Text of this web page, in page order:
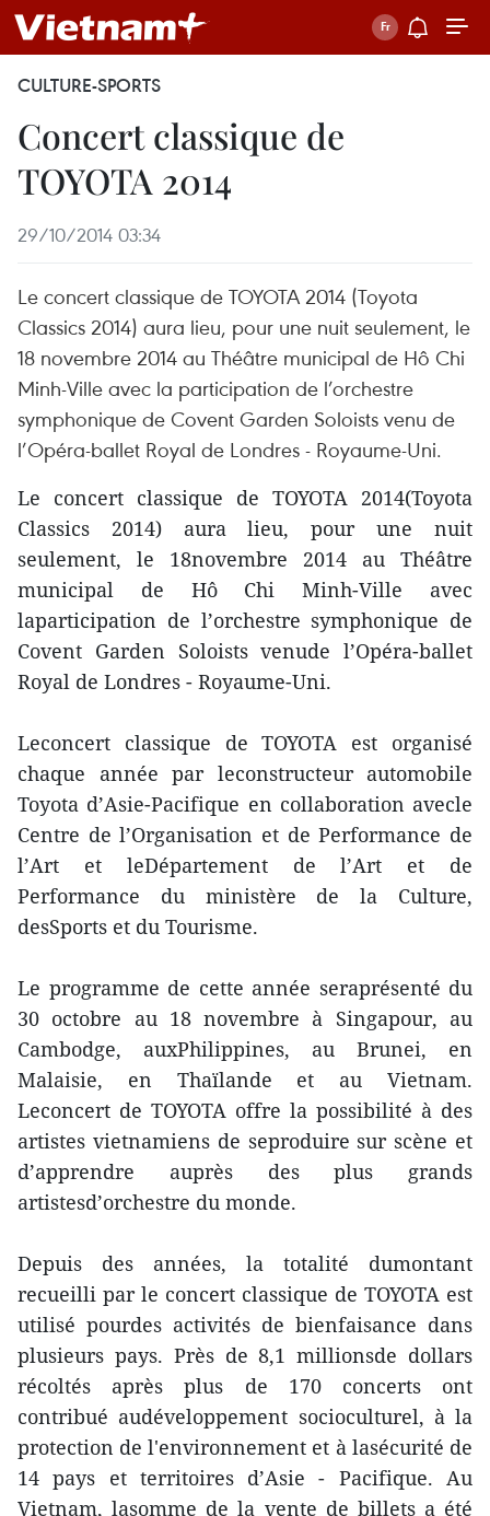
CULTURE-SPORTS
Concert classique de
TOYOTA 2014
29/10/2014 03:34
Le concert classique de TOYOTA 2014 (Toyota
Classics 2014) aura lieu, pour une nuit seulement, le
18 novembre 2014 au Théâtre municipal de Hô Chi
Minh-Ville avec la participation de l’orchestre
symphonique de Covent Garden Soloists venu de
l’Opéra-ballet Royal de Londres - Royaume-Uni.
Le concert classique de TOYOTA 2014(Toyota
Classics 2014) aura lieu, pour une nuit
seulement, le 18novembre 2014 au Théâtre
municipal de Hô Chi Minh-Ville avec
laparticipation de l’orchestre symphonique de
Covent Garden Soloists venude l’Opéra-ballet
Royal de Londres - Royaume-Uni.
Leconcert classique de TOYOTA est organisé
chaque année par leconstructeur automobile
Toyota d’Asie-Pacifique en collaboration avecle
Centre de l’Organisation et de Performance de
l’Art et leDépartement de l’Art et de
Performance du ministère de la Culture,
desSports et du Tourisme.
Le programme de cette année seraprésenté du
30 octobre au 18 novembre à Singapour, au
Cambodge, auxPhilippines, au Brunei, en
Malaisie, en Thaïlande et au Vietnam.
Leconcert de TOYOTA offre la possibilité à des
artistes vietnamiens de seproduire sur scène et
d’apprendre auprès des plus grands
artistesd’orchestre du monde.
Depuis des années, la totalité dumontant
recueilli par le concert classique de TOYOTA est
utilisé pourdes activités de bienfaisance dans
plusieurs pays. Près de 8,1 millionsde dollars
récoltés après plus de 170 concerts ont
contribué audéveloppement socioculturel, à la
protection de l'environnement et à lasécurité de
14 pays et territoires d’Asie - Pacifique. Au
Vietnam, lasomme de la vente de billets a été